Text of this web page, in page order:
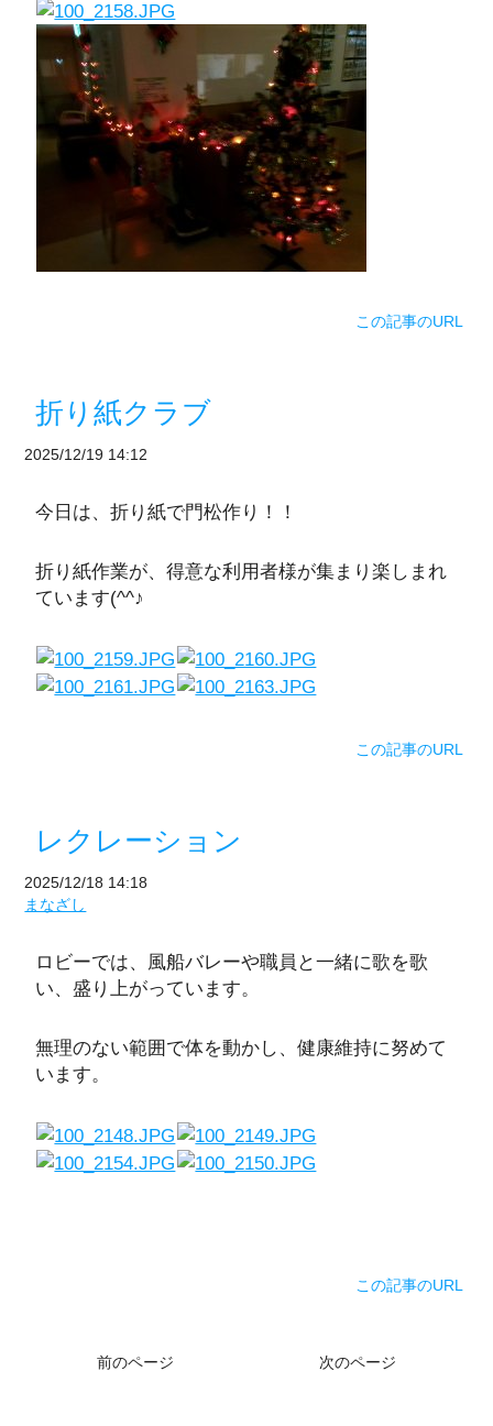
この記事のURL
折り紙クラブ
2025/12/19 14:12
今日は、折り紙で門松作り！！
折り紙作業が、得意な利用者様が集まり楽しまれ
ています(^^♪
この記事のURL
レクレーション
2025/12/18 14:18
まなざし
ロビーでは、風船バレーや職員と一緒に歌を歌
い、盛り上がっています。
無理のない範囲で体を動かし、健康維持に努めて
います。
この記事のURL
前のページ 次のページ